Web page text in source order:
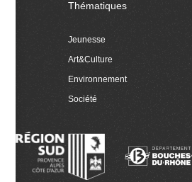
Thématiques
Jeunesse
Art&Culture
Environnement
Société